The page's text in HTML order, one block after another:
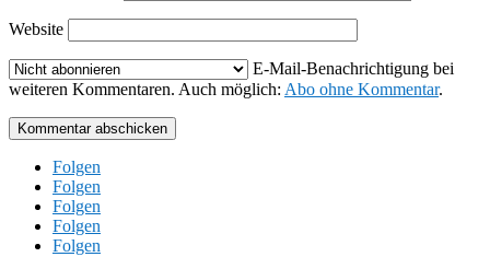
Website
E-Mail-Benachrichtigung bei
weiteren Kommentaren. Auch möglich: Abo ohne Kommentar.
Kommentar abschicken
Folgen
Folgen
Folgen
Folgen
Folgen